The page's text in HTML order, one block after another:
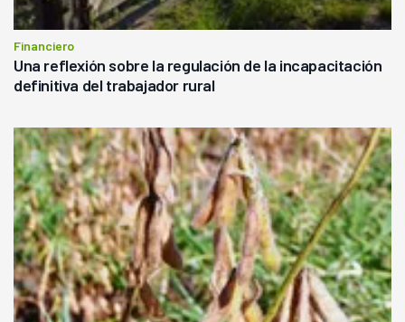
Financiero
Una reflexión sobre la regulación de la incapacitación
definitiva del trabajador rural